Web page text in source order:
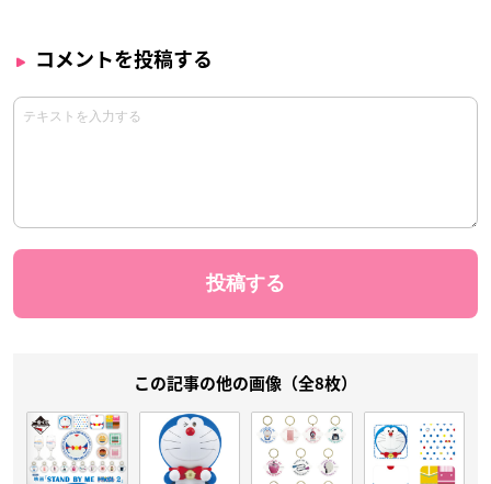
コメントを投稿する
この記事の他の画像（全8枚）